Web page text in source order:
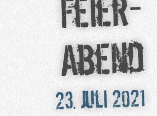
Feier-
Abend
23. Juli 2021